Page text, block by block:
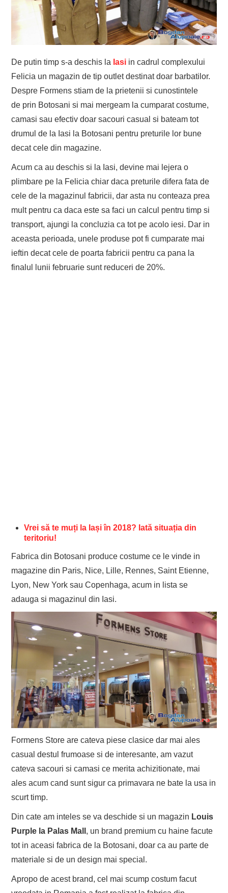
De putin timp s-a deschis la Iasi in cadrul complexului
Felicia un magazin de tip outlet destinat doar barbatilor.
Despre Formens stiam de la prietenii si cunostintele
de prin Botosani si mai mergeam la cumparat costume,
camasi sau efectiv doar sacouri casual si bateam tot
drumul de la Iasi la Botosani pentru preturile lor bune
decat cele din magazine.
Acum ca au deschis si la Iasi, devine mai lejera o
plimbare pe la Felicia chiar daca preturile difera fata de
cele de la magazinul fabricii, dar asta nu conteaza prea
mult pentru ca daca este sa faci un calcul pentru timp si
transport, ajungi la concluzia ca tot pe acolo iesi. Dar in
aceasta perioada, unele produse pot fi cumparate mai
ieftin decat cele de poarta fabricii pentru ca pana la
finalul lunii februarie sunt reduceri de 20%.
Vrei să te muți la Iași în 2018? Iată situația din
teritoriu!
Fabrica din Botosani produce costume ce le vinde in
magazine din Paris, Nice, Lille, Rennes, Saint Etienne,
Lyon, New York sau Copenhaga, acum in lista se
adauga si magazinul din Iasi.
Formens Store are cateva piese clasice dar mai ales
casual destul frumoase si de interesante, am vazut
cateva sacouri si camasi ce merita achizitionate, mai
ales acum cand sunt sigur ca primavara ne bate la usa in
scurt timp.
Din cate am inteles se va deschide si un magazin Louis
Purple la Palas Mall , un brand premium cu haine facute
tot in aceasi fabrica de la Botosani, doar ca au parte de
materiale si de un design mai special.
Apropo de acest brand, cel mai scump costum facut